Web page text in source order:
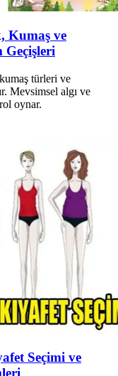
Kumaş ve
türleri ve
Mevsimsel algı ve
oynar.
Seçimi ve